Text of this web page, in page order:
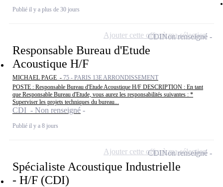
Publié il y a plus de 30 jours
Responsable Bureau d'Etude
Acoustique H/F
MICHAEL PAGE - 75 - PARIS 13E ARRONDISSEMENT
POSTE : Responsable Bureau d'Etude Acoustique H/F DESCRIPTION : En tant
que Responsable Bureau d'Etude, vous aurez les responsabilités suivantes : *
Superviser les projets techniques du bureau...
CDI - Non renseigné
Publié il y a 8 jours
CDINon renseigné
Ajouter cette offre à ma sélection
Spécialiste Acoustique Industrielle
- H/F (CDI)
CDINon renseigné
Ajouter cette offre à ma sélection